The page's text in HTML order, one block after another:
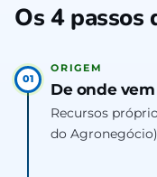
Os 4 passos
01
ORIGEM
De onde
Recursos
do